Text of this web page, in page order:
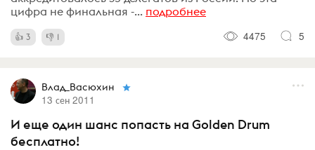
цифра не финальная -... подробнее
3 1 4475 5
Влад_Васюхин
13 сен 2011
И еще один шанс попасть на Golden Drum
бесплатно!